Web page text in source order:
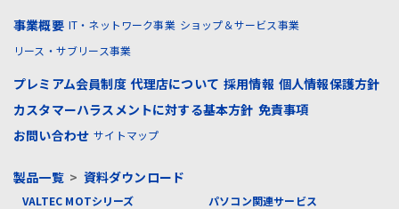
事業概要 IT・ネットワーク事業 ショップ＆サービス事業
リース・サブリース事業
プレミアム会員制度 代理店について 採用情報 個人情報保護方針
カスタマーハラスメントに対する基本方針 免責事項
お問い合わせ サイトマップ
製品一覧> 資料ダウンロード
VALTEC MOTシリーズ
パソコン関連サービス